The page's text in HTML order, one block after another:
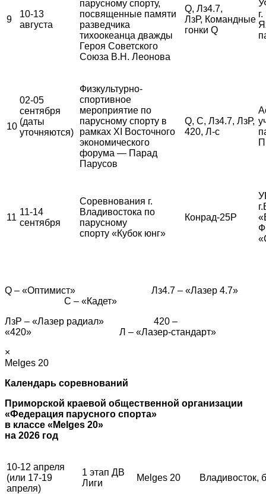
9
10-13
августа
парусному спорту,
посвященные памяти
разведчика
тихоокеанца дважды
Героя Советского
Союза В.Н. Леонова
Q, Лз4.7,
ЛзР, Командные
гонки Q
10
02-05
сентября
(даты
уточняются)
Физкультурно-
спортивное
мероприятие по
парусному спорту в
рамках XI Восточного
экономического
форума — Парад
Парусов
Q, С, Лз4.7, ЛзР,
420, Л-с
11
11-14
сентября
Соревнования г.
Владивостока по
парусному
спорту «Кубок юнг»
Конрад-25Р
Q – «Оптимист» Лз4.7 – «Лазер 4.7»
С – «Кадет»
ЛзР – «Лазер радиал» 420 –
«420» Л – «Лазер-стандарт»
×
Melges 20
Календарь соревнований
Приморской краевой общественной организации
«Федерация парусного спорта»
в классе «Melges 20»
на 2026 год
10-12 апреля
(или 17-19
апреля)
1 этап ДВ
Лиги
Melges 20 Владивосток,